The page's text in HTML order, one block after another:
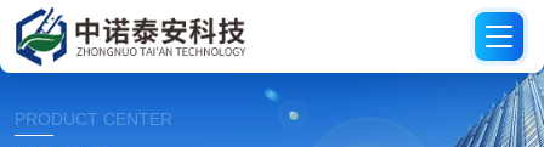
PRODUCT CENTER